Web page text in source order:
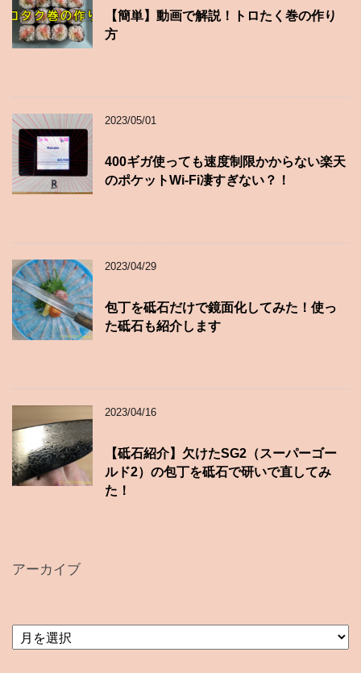
【簡単】動画で解説！トロたく巻の作り
方
2023/05/01
400ギガ使っても速度制限かからない楽天
のポケットWi-Fi凄すぎない？！
2023/04/29
包丁を砥石だけで鏡面化してみた！使っ
た砥石も紹介します
2023/04/16
【砥石紹介】欠けたSG2（スーパーゴー
ルド2）の包丁を砥石で研いで直してみ
た！
アーカイブ
ア
ー